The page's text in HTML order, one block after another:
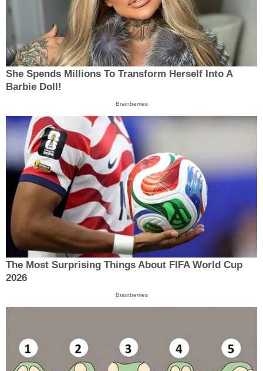
She Spends Millions To Transform Herself Into A
Barbie Doll!
Brainberries
The Most Surprising Things About FIFA World Cup
2026
Brainberries